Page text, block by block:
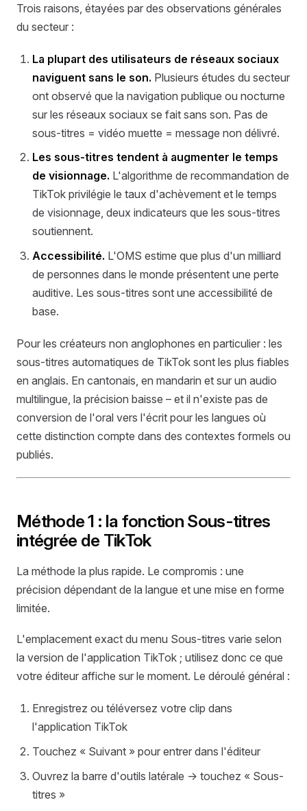
Trois raisons, étayées par des observations générales
du secteur :
La plupart des utilisateurs de réseaux sociaux
naviguent sans le son. Plusieurs études du secteur
ont observé que la navigation publique ou nocturne
sur les réseaux sociaux se fait sans son. Pas de
sous-titres = vidéo muette = message non délivré.
Les sous-titres tendent à augmenter le temps
de visionnage. L'algorithme de recommandation de
TikTok privilégie le taux d'achèvement et le temps
de visionnage, deux indicateurs que les sous-titres
soutiennent.
Accessibilité. L'OMS estime que plus d'un milliard
de personnes dans le monde présentent une perte
auditive. Les sous-titres sont une accessibilité de
base.
Pour les créateurs non anglophones en particulier : les
sous-titres automatiques de TikTok sont les plus fiables
en anglais. En cantonais, en mandarin et sur un audio
multilingue, la précision baisse – et il n'existe pas de
conversion de l'oral vers l'écrit pour les langues où
cette distinction compte dans des contextes formels ou
publiés.
Méthode 1 : la fonction Sous-titres
intégrée de TikTok
La méthode la plus rapide. Le compromis : une
précision dépendant de la langue et une mise en forme
limitée.
L'emplacement exact du menu Sous-titres varie selon
la version de l'application TikTok ; utilisez donc ce que
votre éditeur affiche sur le moment. Le déroulé général :
Enregistrez ou téléversez votre clip dans
l'application TikTok
Touchez « Suivant » pour entrer dans l'éditeur
Ouvrez la barre d'outils latérale → touchez « Sous-
titres »